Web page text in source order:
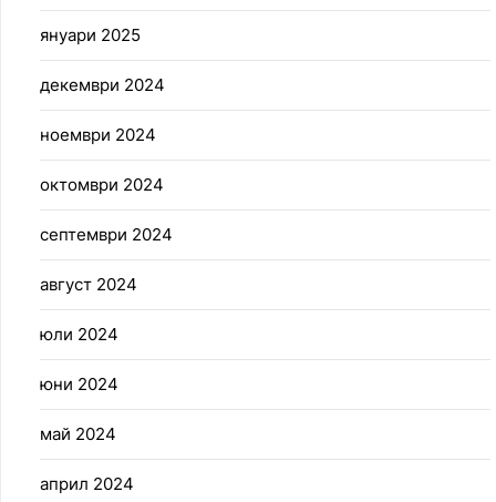
януари 2025
декември 2024
ноември 2024
октомври 2024
септември 2024
август 2024
юли 2024
юни 2024
май 2024
април 2024